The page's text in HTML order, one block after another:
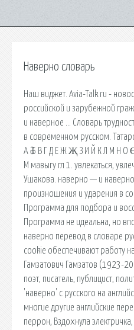
Наверно словарь
Наш виджет. Avia-Talk.ru -
российской и зарубежной
и наверное … Словарь
в современном русском.
А Ә Б В Г Д Е Ж Җ З И Й К Л М Н
М мавыгу гл 1. увлекаться,
Ушакова. наверно — и
произношения и ударения в
Программа для подбора и
Программа не идеальна, но
наверно перевод в словаре
cookie обеспечивают работу
Гамзатович Гамзатов (1923-
поэт, писатель, публицист,
'наверно' с русского на
многие другие английские
перрон, Вздохнула